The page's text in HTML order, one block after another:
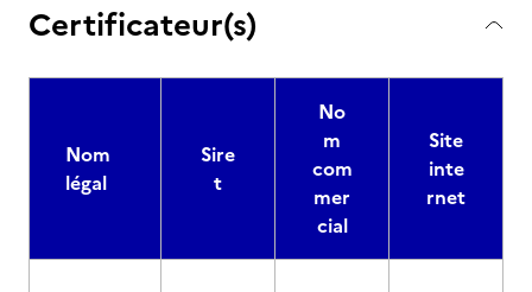
Certificateur(s)
Nom
légal
Sire
t
No
m
com
mer
cial
Site
inte
rnet